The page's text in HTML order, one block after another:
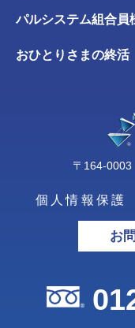
パルシステム組合員
おひとりさまの終活
〒164-
個人情報保護
お